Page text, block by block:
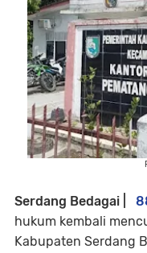
Serdang Bedagai |
hukum kembali
Kabupaten Serdang